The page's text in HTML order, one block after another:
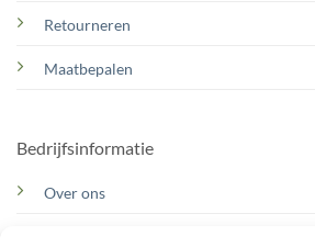
Retourneren
Maatbepalen
Bedrijfsinformatie
Over ons